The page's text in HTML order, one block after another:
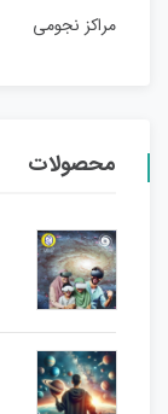
مراکز نجومی
محصولات